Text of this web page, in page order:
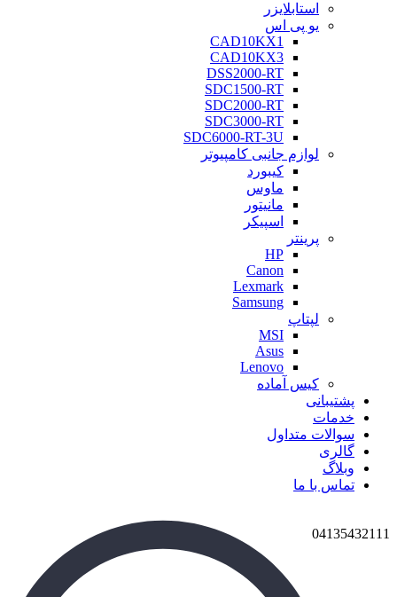
استابلایزر
یو پی اس
CAD10KX1
CAD10KX3
DSS2000-RT
SDC1500-RT
SDC2000-RT
SDC3000-RT
SDC6000-RT-3U
لوازم جانبی کامپیوتر
کیبورد
ماوس
مانیتور
اسپیکر
پرینتر
HP
Canon
Lexmark
Samsung
لپتاپ
MSI
Asus
Lenovo
کیس آماده
پشتیبانی
خدمات
سوالات متداول
گالری
وبلاگ
تماس با ما
04135432111